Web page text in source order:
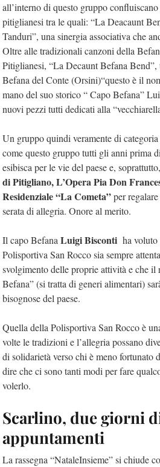
all’interno di questo gruppo
pitiglianesi tra le quali: “La Deacaunt
Tanduri”, una sinergia associativa che
Oltre alle tradizionali canzoni della
Pitiglianesi, “La Decaunt Befana
Befana del Conte (Orsini)“questo è il
mano del suo storico “ Capo Befana”
nuovi pezzi tutti dedicati alla
Un gruppo quindi veramente di
come questo gruppo tutti gli anni prima
esibisca per le vie del paese e,
di Pitigliano, L’Opera Pia Don
Residenziale “La Cometa”per
serata di allegria. Onore al merito.
Il capo Befana Luigi Bisconti ha
Polisportiva San Rocco sia sempre
svolgimento delle proprie attività e che il
Befana” (si tratta di generi alimentari)
bisognose del paese.
Quella della Polisportiva San Rocco è
volte le tradizioni e l’allegria possano
di solidarietà verso chi è meno fortunato
dire che ci sono tanti modi per fare
volerlo.
Scarlino, due giorni
appuntamenti
La rassegna “NataleInsieme” si chiude